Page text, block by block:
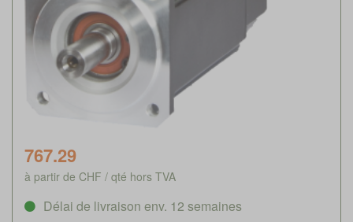
767.29
à partir de CHF / qté hors TVA
Délai de livraison env. 12 semaines